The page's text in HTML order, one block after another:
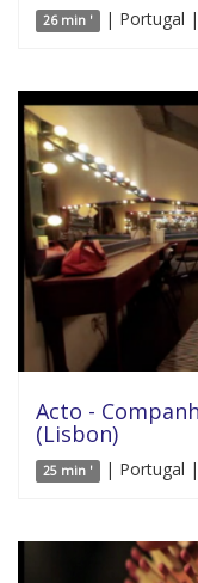
26 min ' | Portugal |
Acto -
(Lisbon)
25 min ' | Portugal |